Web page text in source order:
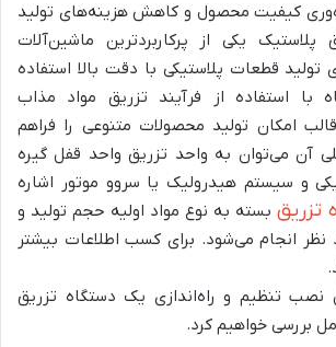
کیفیت محصول و کاهش هزینه‌های تولید
پلاستیک یکی از پرکاربردترین ماشین‌آلات
قطعات پلاستیکی با دقت بالا استفاده
با استفاده از فرآیند تزریق مواد مذاب
امکان تولید محصولات متنوعی را فراهم
آن می‌توان به واحد تزریق واحد قفل گیره
و سیستم هیدرولیک یا سروو موتور اشاره
تزریق بسته به نوع مواد اولیه حجم تولید و
نظر انجام می‌شود. برای کسب اطلاعات بیشتر
نصب تنظیم و راه‌اندازی یک دستگاه تزریق
بررسی خواهیم کرد.